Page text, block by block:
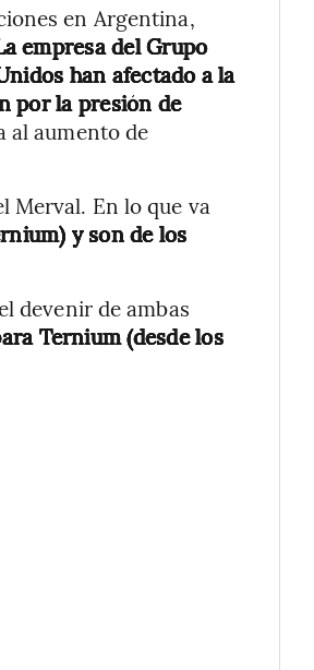
en Argentina,
empresa del Grupo
han afectado a la
por la presión de
al aumento de
Merval. En lo que va
y son de los
devenir de ambas
Ternium (desde los